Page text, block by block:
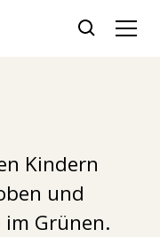
Kindern
und
im Grünen.